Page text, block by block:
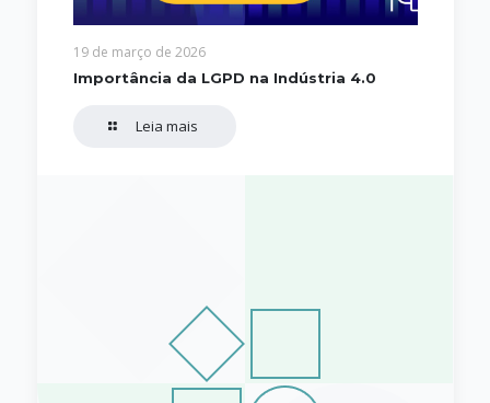
19 de março de 2026
Importância da LGPD na Indústria 4.0
Leia mais